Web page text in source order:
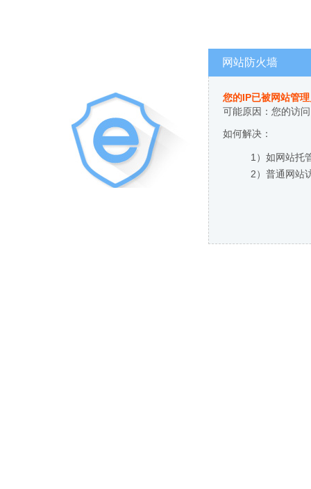
网站防火墙
您的IP已被网站管
可能原因：您的访
如何解决：
1）如网站托
2）普通网站